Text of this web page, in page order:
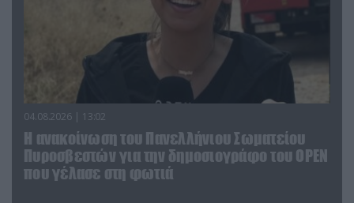
04.08.2026 | 13:02
Η ανακοίνωση του Πανελλήνιου Σωματείου
Πυροσβεστών για την δημοσιογράφο του OPEN
που γέλασε στη φωτιά